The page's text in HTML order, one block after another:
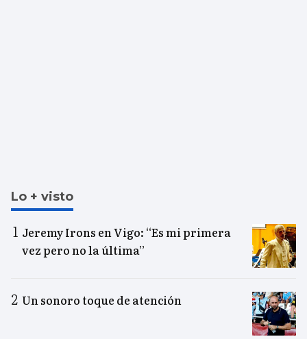
Lo + visto
Jeremy Irons en Vigo: “Es mi primera
vez pero no la última”
Un sonoro toque de atención